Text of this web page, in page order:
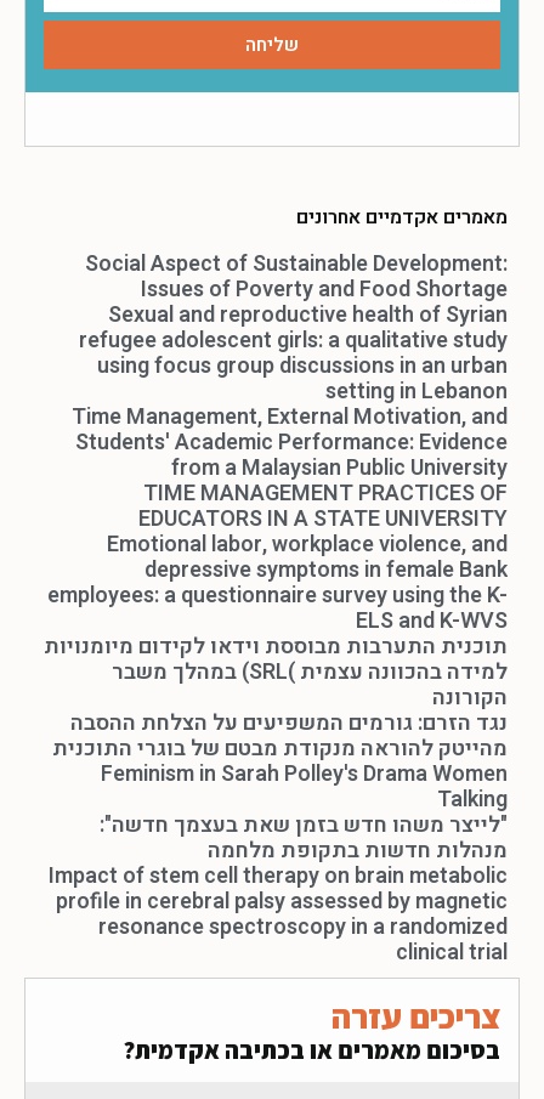
מאמרים אקדמיים אחרונים
Social Aspect of Sustainable Development:
Issues of Poverty and Food Shortage
Sexual and reproductive health of Syrian
refugee adolescent girls: a qualitative study
using focus group discussions in an urban
setting in Lebanon
Time Management, External Motivation, and
Students' Academic Performance: Evidence
from a Malaysian Public University
TIME MANAGEMENT PRACTICES OF
EDUCATORS IN A STATE UNIVERSITY
Emotional labor, workplace violence, and
depressive symptoms in female Bank
employees: a questionnaire survey using the K-
ELS and K-WVS
תוכנית התערבות מבוססת וידאו לקידום מיומנויות
למידה בהכוונה עצמית )SRL) במהלך משבר
הקורונה
נגד הזרם: גורמים המשפיעים על הצלחת ההסבה
מהייטק להוראה מנקודת מבטם של בוגרי התוכנית
Feminism in Sarah Polley's Drama Women
Talking
"לייצר משהו חדש בזמן שאת בעצמך חדשה":
מנהלות חדשות בתקופת מלחמה
Impact of stem cell therapy on brain metabolic
profile in cerebral palsy assessed by magnetic
resonance spectroscopy in a randomized
clinical trial
צריכים עזרה
בסיכום מאמרים או בכתיבה אקדמית?